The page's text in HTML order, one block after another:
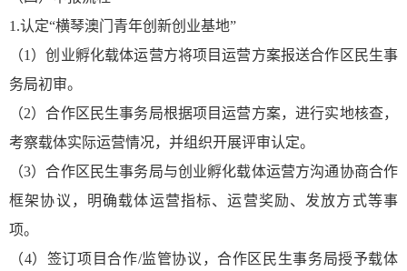
1.认定“横琴澳门青年创新创业基地”
（1）创业孵化载体运营方将项目运营方案报送合作区民生事
务局初审。
（2）合作区民生事务局根据项目运营方案，进行实地核查，
考察载体实际运营情况，并组织开展评审认定。
（3）合作区民生事务局与创业孵化载体运营方沟通协商合作
框架协议，明确载体运营指标、运营奖励、发放方式等事
项。
（4）签订项目合作/监管协议，合作区民生事务局授予载体